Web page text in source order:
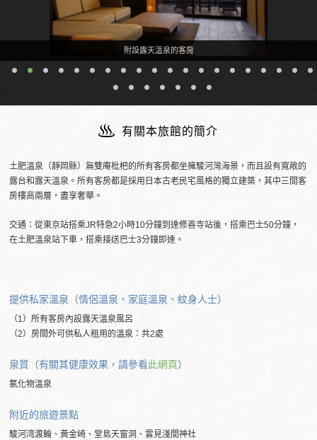
附設露天溫泉的客房
有關本旅館的簡介
土肥溫泉（靜岡縣）無雙庵枇杷的所有客房都坐擁駿河灣海景，而且設有寬敞的
露台和露天溫泉。所有客房都是採用日本古老民宅風格的獨立建築，其中三間客
房樓高兩層，盡享奢華。
交通：從東京站搭乘JR特急2小時10分鐘到達修善寺站後，搭乘巴士50分鐘，
在土肥溫泉站下車，搭乘接送巴士3分鐘即達。
提供私家溫泉（情侶溫泉、家庭溫泉、紋身人士）
（1）所有客房內設露天溫泉風呂
（2）房間外可供私人租用的溫泉：共2處
泉質（有關其健康效果，請參看此網頁）
氯化物溫泉
附近的旅遊景點
駿河湾渡輪、黃金崎、堂島天窗洞、雲見淺間神社